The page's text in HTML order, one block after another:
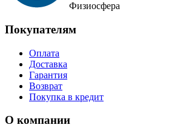
Физиосфера
Покупателям
Оплата
Доставка
Гарантия
Возврат
Покупка в кредит
О компании